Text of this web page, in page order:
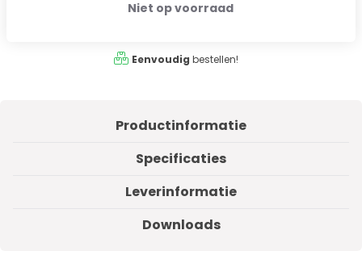
Niet op voorraad
Eenvoudig bestellen!
Productinformatie
Specificaties
Leverinformatie
Downloads